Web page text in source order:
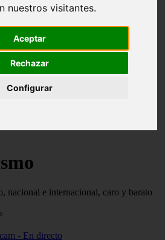
nuestros visitantes.
Aceptar
Rechazar
Configurar
nacional e internacional, caro y barato